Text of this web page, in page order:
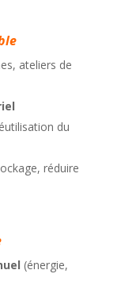
ateliers de
du
réduire
(énergie,